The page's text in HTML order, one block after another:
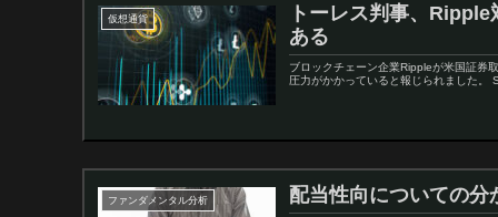
仮想通貨
トーレス判事、
ある
ブロックチェーン企業Rippleが米国証券
圧力がかかっていると報じられました。
ファンダメンタル分析 配当性向についての分